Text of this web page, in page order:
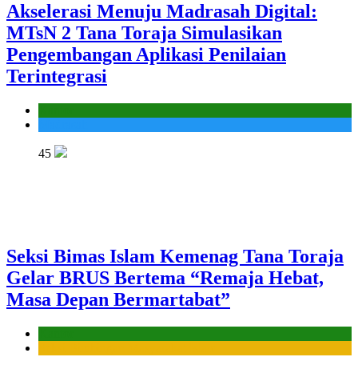
Akselerasi Menuju Madrasah Digital:
MTsN 2 Tana Toraja Simulasikan
Pengembangan Aplikasi Penilaian
Terintegrasi
45
Seksi Bimas Islam Kemenag Tana Toraja
Gelar BRUS Bertema “Remaja Hebat,
Masa Depan Bermartabat”